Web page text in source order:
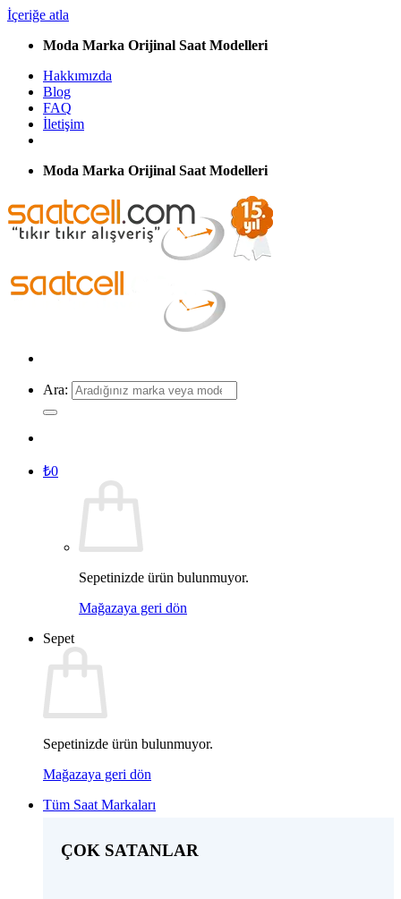
İçeriğe atla
Moda Marka Orijinal Saat Modelleri
Hakkımızda
Blog
FAQ
İletişim
Moda Marka Orijinal Saat Modelleri
Ara:
₺0
Sepetinizde ürün bulunmuyor.
Mağazaya geri dön
Sepet
Sepetinizde ürün bulunmuyor.
Mağazaya geri dön
Tüm Saat Markaları
ÇOK SATANLAR